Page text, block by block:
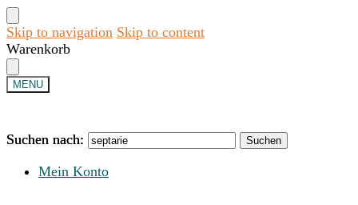
Skip to navigation Skip to content
Warenkorb
MENU
Suchen nach: Suchen
Mein Konto
Suchen nach: Suchen